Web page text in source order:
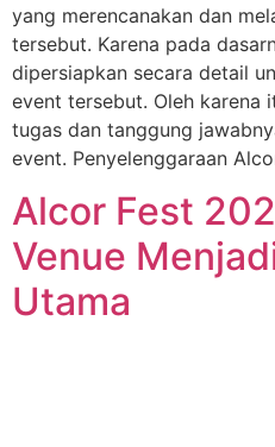
yang merencanakan dan
tersebut. Karena pada
dipersiapkan secara detail
event tersebut. Oleh karena
tugas dan tanggung
event. Penyelenggaraan
Alcor Fest
Venue
Utama